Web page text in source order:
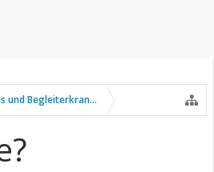
und Begleiterkrankungen